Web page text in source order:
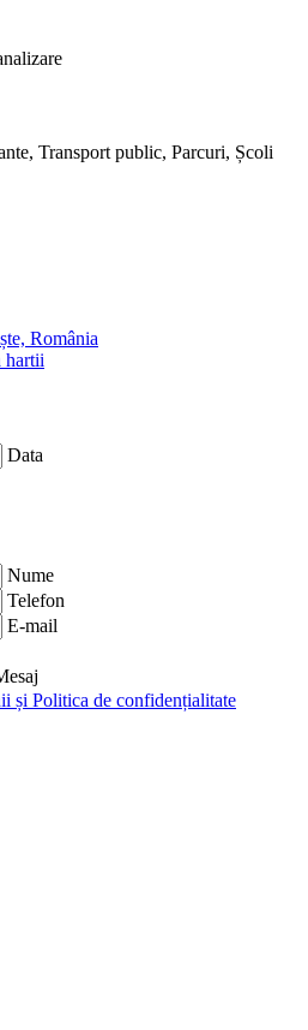
Transport public, Parcuri, Școli
România
hartii
Data
Nume
Telefon
E-mail
și Politica de confidențialitate